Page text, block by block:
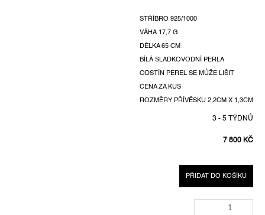
7 800 KČ
CENA:
3 - 5 TÝDNŮ
PŘIDAT DO KOŠÍKU
STŘÍBRO 925/1000
VÁHA 17,7 G
DÉLKA 65 CM
BÍLÁ SLADKOVODNÍ PERLA
ODSTÍN PEREL SE MŮŽE LIŠIT
CENA ZA KUS
ROZMĚRY PŘÍVĚSKU 2,2CM X 1,3CM